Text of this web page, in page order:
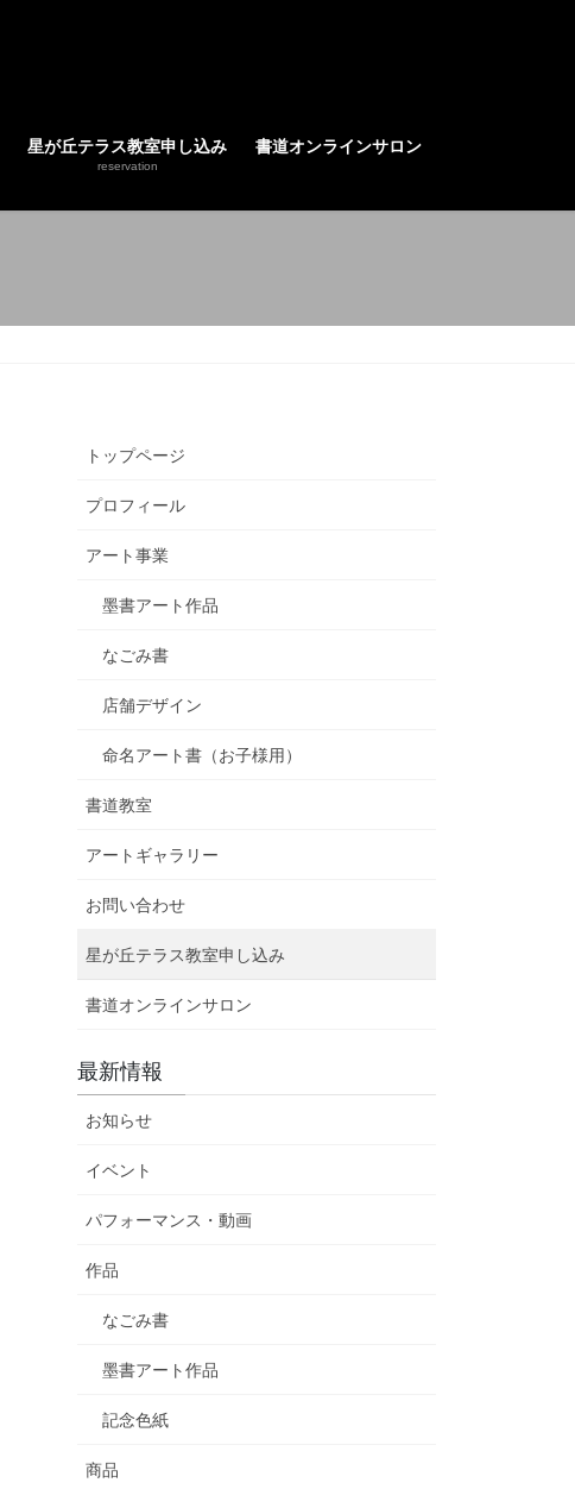
星が丘テラス教室申し込み
reservation
書道オンラインサロン
トップページ
プロフィール
アート事業
墨書アート作品
なごみ書
店舗デザイン
命名アート書（お子様用）
書道教室
アートギャラリー
お問い合わせ
星が丘テラス教室申し込み
書道オンラインサロン
最新情報
お知らせ
イベント
パフォーマンス・動画
作品
なごみ書
墨書アート作品
記念色紙
商品